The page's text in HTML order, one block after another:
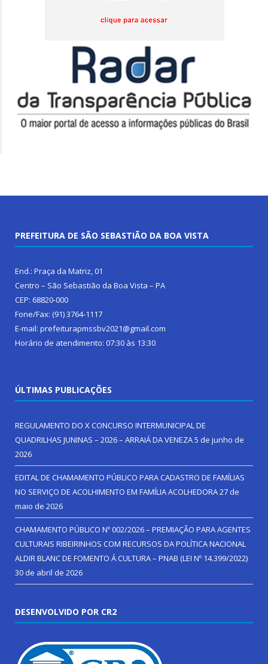
PREFEITURA DE SÃO SEBASTIÃO DA BOA VISTA
End.: Praça da Matriz, 01
Centro – São Sebastião da Boa Vista – PA
CEP: 68820-000
Fone/Fax: (91) 3764-1117
E-mail: prefeiturapmssbv2021@gmail.com
Horário de atendimento: 07:30 às 13:30
ÚLTIMAS PUBLICAÇÕES
REGULAMENTO DO X CONCURSO INTERMUNICIPAL DE
QUADRILHAS JUNINAS – 2026 – ARRAIÁ DA VENEZA5 de junho de
2026
EDITAL DE CHAMAMENTO PÚBLICO PARA CADASTRO DE FAMÍLIAS
NO SERVIÇO DE ACOLHIMENTO EM FAMÍLIA ACOLHEDORA27 de
maio de 2026
CHAMAMENTO PÚBLICO Nº 002/2026 – PREMIAÇÃO PARA AGENTES
CULTURAIS RIBEIRINHOS COM RECURSOS DA POLÍTICA NACIONAL
ALDIR BLANC DE FOMENTO Á CULTURA – PNAB (LEI Nº 14.399/2022)
30 de abril de 2026
DESENVOLVIDO POR CR2